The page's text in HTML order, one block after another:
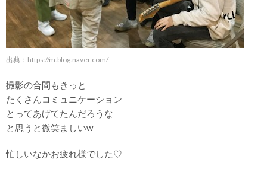
出典： https://m.blog.naver.com/
撮影の合間もきっと
たくさんコミュニケーション
とってあげてたんだろうな
と思うと微笑ましいw
忙しいなかお疲れ様でした♡